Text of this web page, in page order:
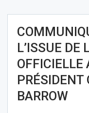
L’ISSUE DE
OFFICIELLE
BARROW